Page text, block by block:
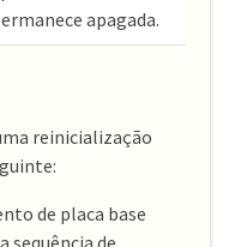
apagada.
reinicialização
de placa base